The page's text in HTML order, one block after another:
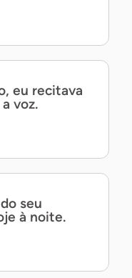
eu recitava
voz.
seu
à noite.